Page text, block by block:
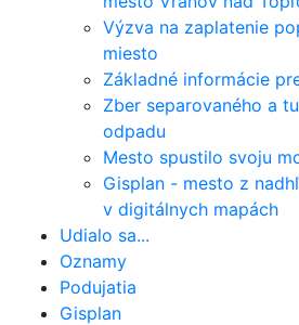
Výzva na zaplatenie
miesto
Základné informácie
Zber separovaného a
odpadu
Mesto spustilo svoju
Gisplan - mesto z
v digitálnych mapách
Udialo sa...
Oznamy
Podujatia
Gisplan